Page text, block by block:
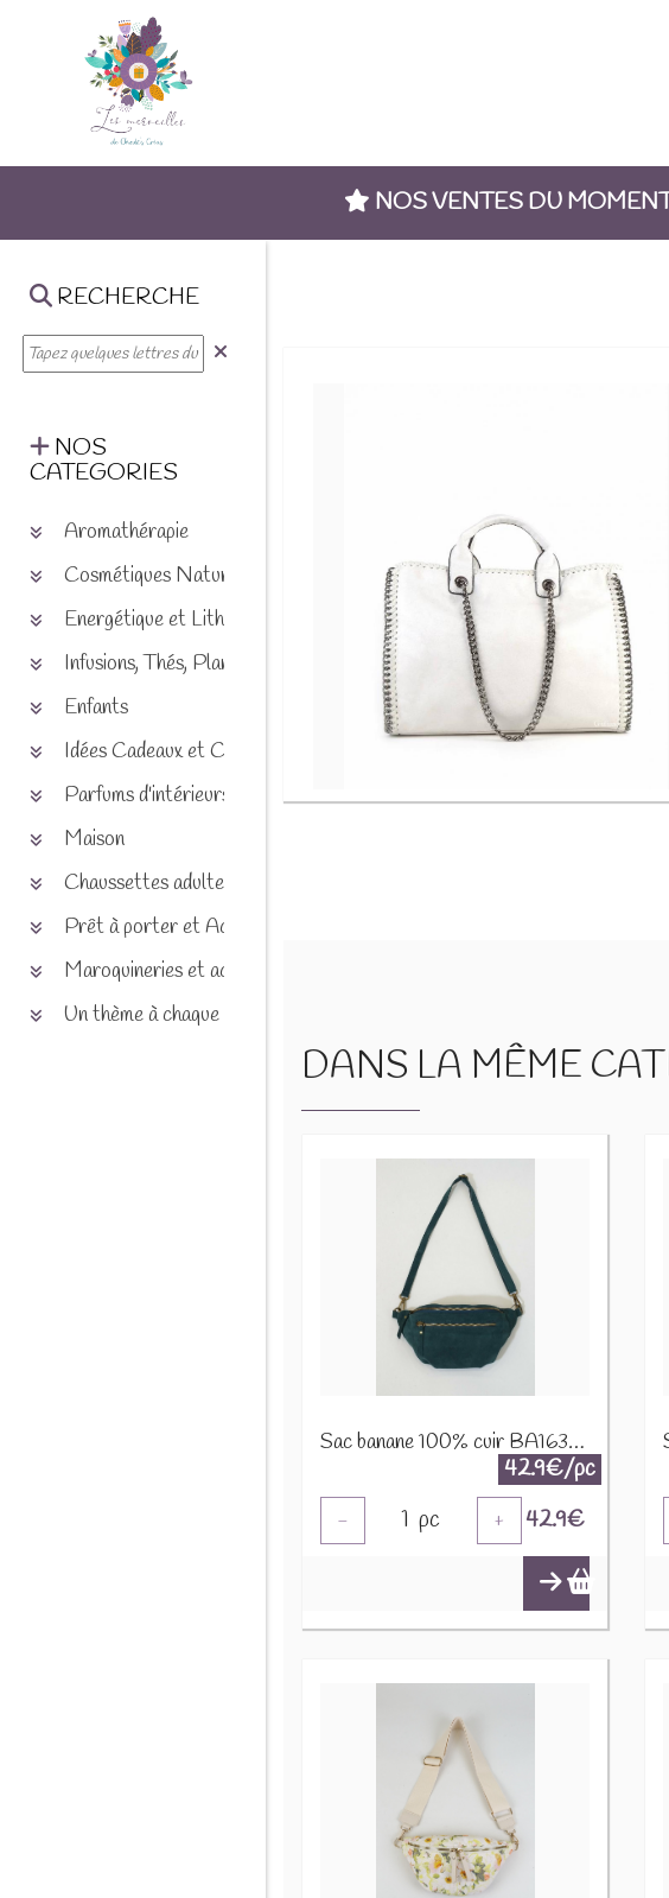
NOS VENTES DU
RECHERCHE
NOS
CATEGORIES
Aromathérapie
Cosmétiques Naturels
Energétique et Lithothérapie
Infusions, Thés, Plantes et produits naturels
Enfants
Idées Cadeaux et Chèques
Parfums d'intérieurs
Maison
Chaussettes adultes et enfants
Prêt à porter et Accessoires
Maroquineries et accessoires
Un thème à chaque saison
DANS LA MÊME
Sac banane 100% cuir BA163Da Bleu canard
42.9€/pc
- 1 pc + 42.9€